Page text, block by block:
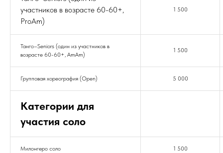
участников в возрасте 60-60+,
ProAm)
1 500
Танго–Seniors (один из участников в
возрасте 60-60+, AmAm)
1 500
Групповая хореография (Open) 5 000
Категории для
участия соло
Милонгеро соло 1 500